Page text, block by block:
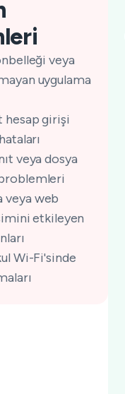
veya
uygulama
girişi
veya dosya
veya web
etkileyen
Wi-Fi'sinde